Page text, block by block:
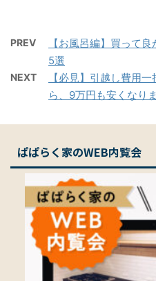
【口コミ】
ました
ズ5選
NEXT
【必見】引越し費用
ら、9万円も安くなり
ぱぱらく家のWEB内覧会